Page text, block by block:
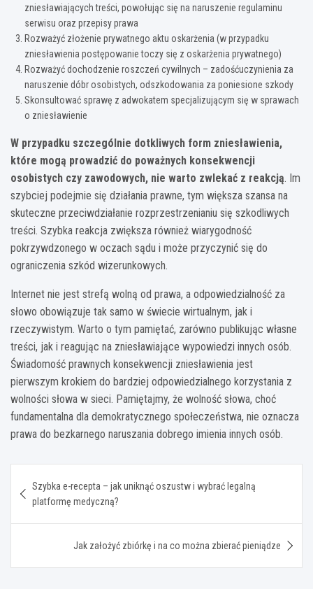
zniesławiających treści, powołując się na naruszenie regulaminu
serwisu oraz przepisy prawa
Rozważyć złożenie prywatnego aktu oskarżenia (w przypadku
zniesławienia postępowanie toczy się z oskarżenia prywatnego)
Rozważyć dochodzenie roszczeń cywilnych – zadośćuczynienia za
naruszenie dóbr osobistych, odszkodowania za poniesione szkody
Skonsultować sprawę z adwokatem specjalizującym się w sprawach
o zniesławienie
W przypadku szczególnie dotkliwych form zniesławienia,
które mogą prowadzić do poważnych konsekwencji
osobistych czy zawodowych, nie warto zwlekać z reakcją. Im
szybciej podejmie się działania prawne, tym większa szansa na
skuteczne przeciwdziałanie rozprzestrzenianiu się szkodliwych
treści. Szybka reakcja zwiększa również wiarygodność
pokrzywdzonego w oczach sądu i może przyczynić się do
ograniczenia szkód wizerunkowych.
Internet nie jest strefą wolną od prawa, a odpowiedzialność za
słowo obowiązuje tak samo w świecie wirtualnym, jak i
rzeczywistym. Warto o tym pamiętać, zarówno publikując własne
treści, jak i reagując na zniesławiające wypowiedzi innych osób.
Świadomość prawnych konsekwencji zniesławienia jest
pierwszym krokiem do bardziej odpowiedzialnego korzystania z
wolności słowa w sieci. Pamiętajmy, że wolność słowa, choć
fundamentalna dla demokratycznego społeczeństwa, nie oznacza
prawa do bezkarnego naruszania dobrego imienia innych osób.
wpisu
Szybka e-recepta – jak uniknąć oszustw i wybrać legalną
platformę medyczną?
Jak założyć zbiórkę i na co można zbierać pieniądze